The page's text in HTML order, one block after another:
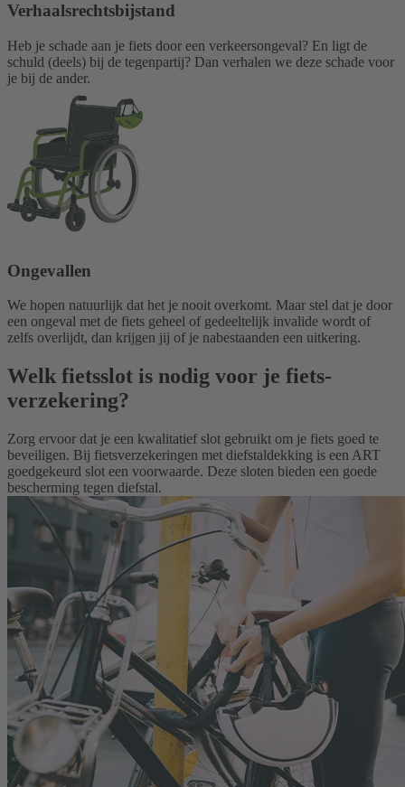
Verhaalsrechtsbijstand
Heb je schade aan je fiets door een verkeersongeval? En ligt de
schuld (deels) bij de tegenpartij? Dan verhalen we deze schade voor
je bij de ander.
Ongevallen
We hopen natuurlijk dat het je nooit overkomt. Maar stel dat je door
een ongeval met de fiets geheel of gedeeltelijk invalide wordt of
zelfs overlijdt, dan krijgen jij of je nabestaanden een uitkering.
Welk fietsslot is nodig voor je fiets­
verzekering?
Zorg ervoor dat je een kwalitatief slot gebruikt om je fiets goed te
beveiligen. Bij fietsverzekeringen met diefstaldekking is een ART
goedgekeurd slot een voorwaarde. Deze sloten bieden een goede
bescherming tegen diefstal.